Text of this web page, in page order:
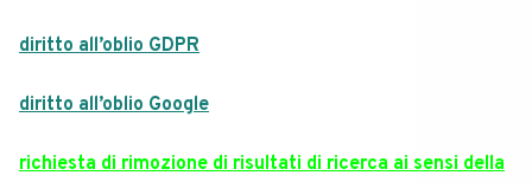
diritto all’oblio GDPR
diritto all’oblio Google
richiesta di rimozione di risultati di ricerca ai sensi della